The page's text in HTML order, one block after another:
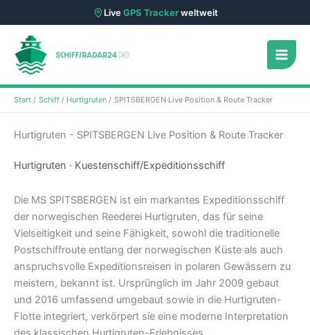
LiveGPS Trackerweltweit
Inhalt
springen
Start Schiff Hurtigruten SPITSBERGEN Live Position & Route Tracker
Hurtigruten - SPITSBERGEN Live Position & Route Tracker
Hurtigruten · Kuestenschiff/Expeditionsschiff
Die MS SPITSBERGEN ist ein markantes Expeditionsschiff
der norwegischen Reederei Hurtigruten, das für seine
Vielseitigkeit und seine Fähigkeit, sowohl die traditionelle
Postschiffroute entlang der norwegischen Küste als auch
anspruchsvolle Expeditionsreisen in polaren Gewässern zu
meistern, bekannt ist. Ursprünglich im Jahr 2009 gebaut
und 2016 umfassend umgebaut sowie in die Hurtigruten-
Flotte integriert, verkörpert sie eine moderne Interpretation